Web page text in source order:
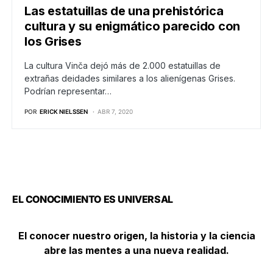
Las estatuillas de una prehistórica
cultura y su enigmático parecido con
los Grises
La cultura Vinča dejó más de 2.000 estatuillas de
extrañas deidades similares a los alienígenas Grises.
Podrían representar…
POR ERICK NIELSSEN ABR 7, 2020
EL CONOCIMIENTO ES UNIVERSAL
El conocer nuestro origen, la historia y la ciencia
abre las mentes a una nueva realidad.